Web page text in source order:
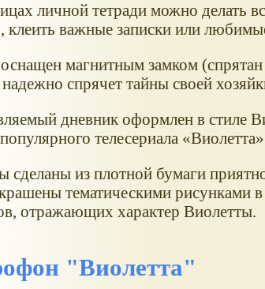
личной тетради можно делать
клеить важные записки или
магнитным замком
спрячет тайны своей
дневник оформлен в стиле
телесериала
сделаны из плотной бумаги
тематическими рисунками
отражающих характер Виолетты.
"Виолетта"